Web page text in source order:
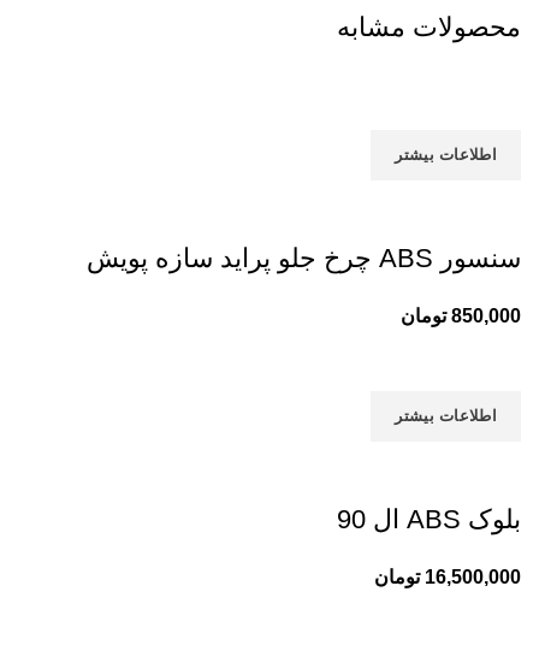
محصولات مشابه
اطلاعات بیشتر
سنسور ABS چرخ جلو پراید سازه پویش
850,000 تومان
اطلاعات بیشتر
بلوک ABS ال 90
16,500,000 تومان